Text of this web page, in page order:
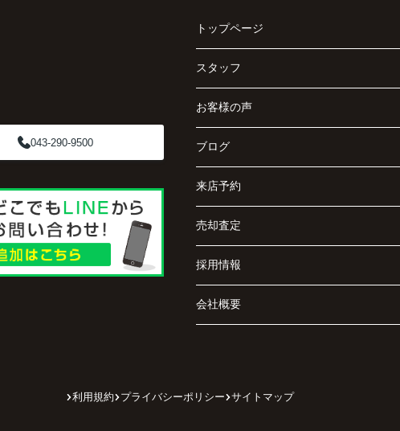
043-290-9500
トップページ
スタッフ
お客様の声
ブログ
来店予約
売却査定
採用情報
会社概要
利用規約 プライバシーポリシー サイトマップ